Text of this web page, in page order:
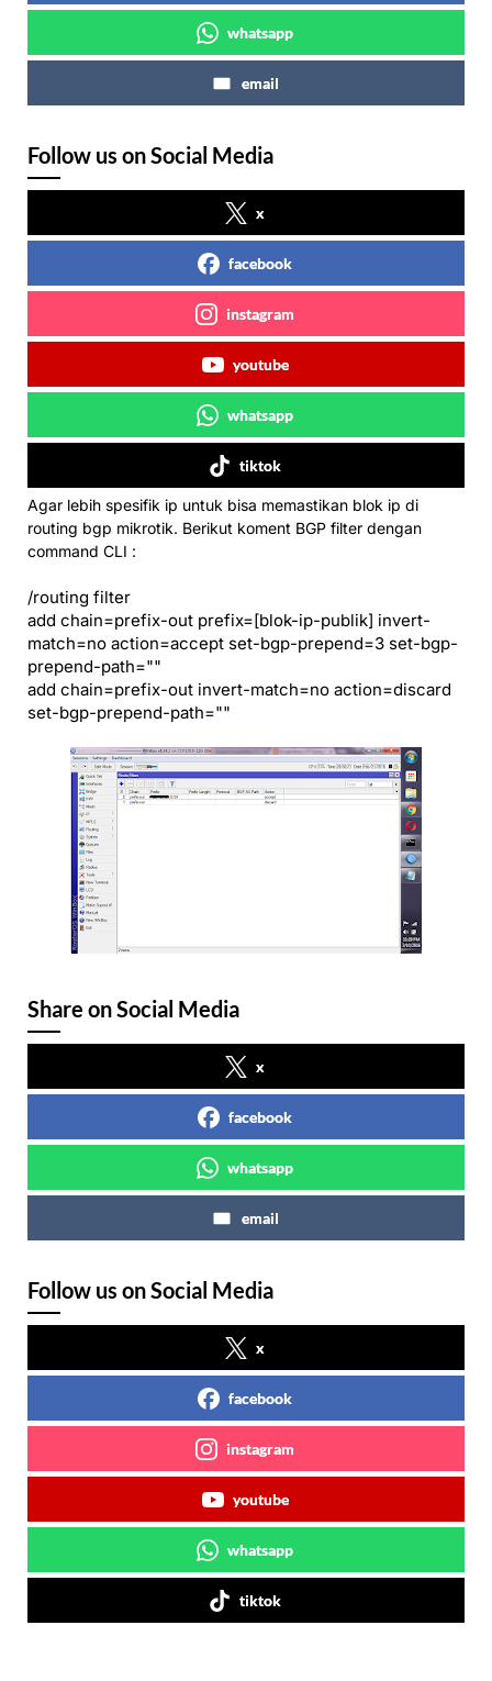
whatsapp
email
Follow us on Social Media
x
facebook
instagram
youtube
whatsapp
tiktok
Agar lebih spesifik ip untuk bisa memastikan blok ip di
routing bgp mikrotik. Berikut koment BGP filter dengan
command CLI :
/routing filter
add chain=prefix-out prefix=[blok-ip-publik] invert-
match=no action=accept set-bgp-prepend=3 set-bgp-
prepend-path=""
add chain=prefix-out invert-match=no action=discard
set-bgp-prepend-path=""
Share on Social Media
x
facebook
whatsapp
email
Follow us on Social Media
x
facebook
instagram
youtube
whatsapp
tiktok